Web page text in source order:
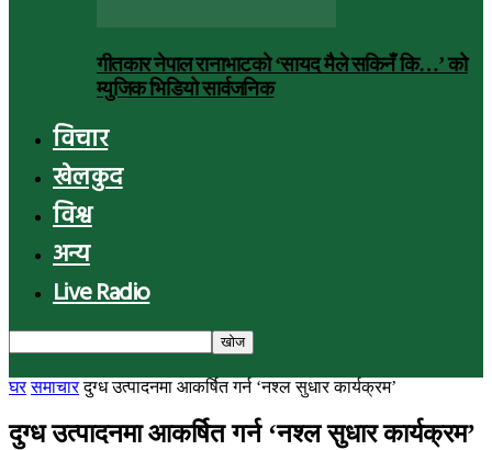
गीतकार नेपाल रानाभाटको ‘सायद मैले सकिनँ कि…’ को
म्युजिक भिडियो सार्वजनिक
विचार
खेलकुद
विश्व
अन्य
Live Radio
घर समाचार दुग्ध उत्पादनमा आकर्षित गर्न ‘नश्ल सुधार कार्यक्रम’
दुग्ध उत्पादनमा आकर्षित गर्न ‘नश्ल सुधार कार्यक्रम’